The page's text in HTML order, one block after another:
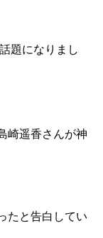
題になりまし
崎遥香さんが神
たと告白してい